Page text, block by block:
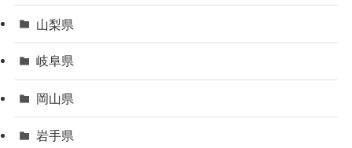
山梨県
岐阜県
岡山県
岩手県